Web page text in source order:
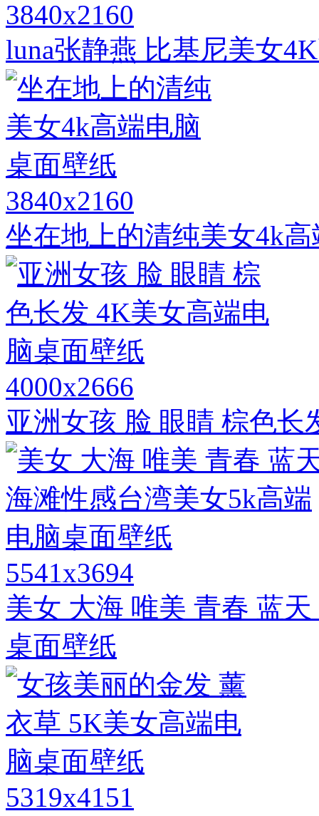
3840x2160
luna张静燕 比基尼美女
3840x2160
坐在地上的清纯美女4k
4000x2666
亚洲女孩 脸 眼睛 棕色
5541x3694
美女 大海 唯美 青春 蓝
桌面壁纸
5319x4151